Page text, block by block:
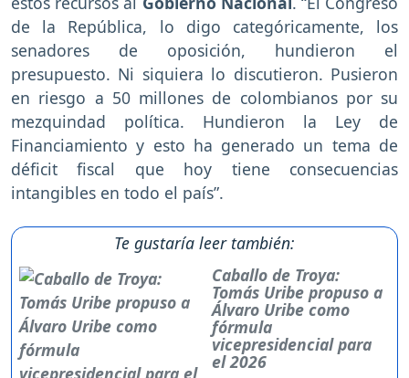
de la República, lo digo categóricamente, los
senadores de oposición, hundieron el
presupuesto. Ni siquiera lo discutieron. Pusieron
en riesgo a 50 millones de colombianos por su
mezquindad política. Hundieron la Ley de
Financiamiento y esto ha generado un tema de
déficit fiscal que hoy tiene consecuencias
intangibles en todo el país”.
Te gustaría leer también:
Caballo de Troya:
Tomás Uribe propuso a
Álvaro Uribe como
fórmula
vicepresidencial para
el 2026